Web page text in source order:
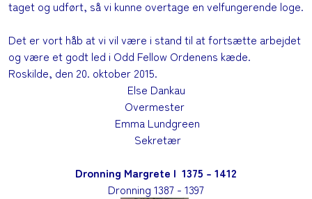
taget og udført, så vi kunne overtage en velfungerende loge.
Det er vort håb at vi vil være i stand til at fortsætte arbejdet
og være et godt led i Odd Fellow Ordenens kæde.
Roskilde, den 20. oktober 2015.
Else Dankau
Overmester
Emma Lundgreen
Sekretær
Dronning Margrete I 1375 - 1412
Dronning 1387 - 1397